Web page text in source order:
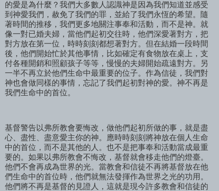
的愛是為什麼？我們大多數人認識神是因為我們知道並感受
到神愛我們，赦免了我們的罪，並給了我們永恆的希望。隨
著時間的推移，我們更多地關注事奉和活動，而不是神。就
像一對已婚夫婦，當他們起初交往時，他們深愛著對方，把
對方放在第一位，時時刻刻都想著對方。但在結婚一段時間
後，他們開始忙於其他事情，比如確定有食物放在桌上，支
付各種開銷和照顧孩子等等，慢慢的夫婦開始疏遠對方。另
一半不再立於他們生命中最重要的位子。作為信徒，我們對
神也會做同樣的事情，忘記了我們起初對神的愛。神不再是
我們生命中的首位。
基督警告以弗所教會要悔改，做他們起初所做的事，就是盡
心、盡性、盡意愛主你的神。應時時刻刻將神放在個人生命
中的首位，而不是其他的人。也不是把事奉和活動當成最重
要的。如果以弗所教會不悔改，基督就會移走他們的燈臺。
他們不會再成為世界的光。當教會和信徒不再將基督放在他
們生命中的首位時，他們就無法發揮作為世界之光的功用。
他們將不再是基督的見證人，這就是現今許多教會和信徒的